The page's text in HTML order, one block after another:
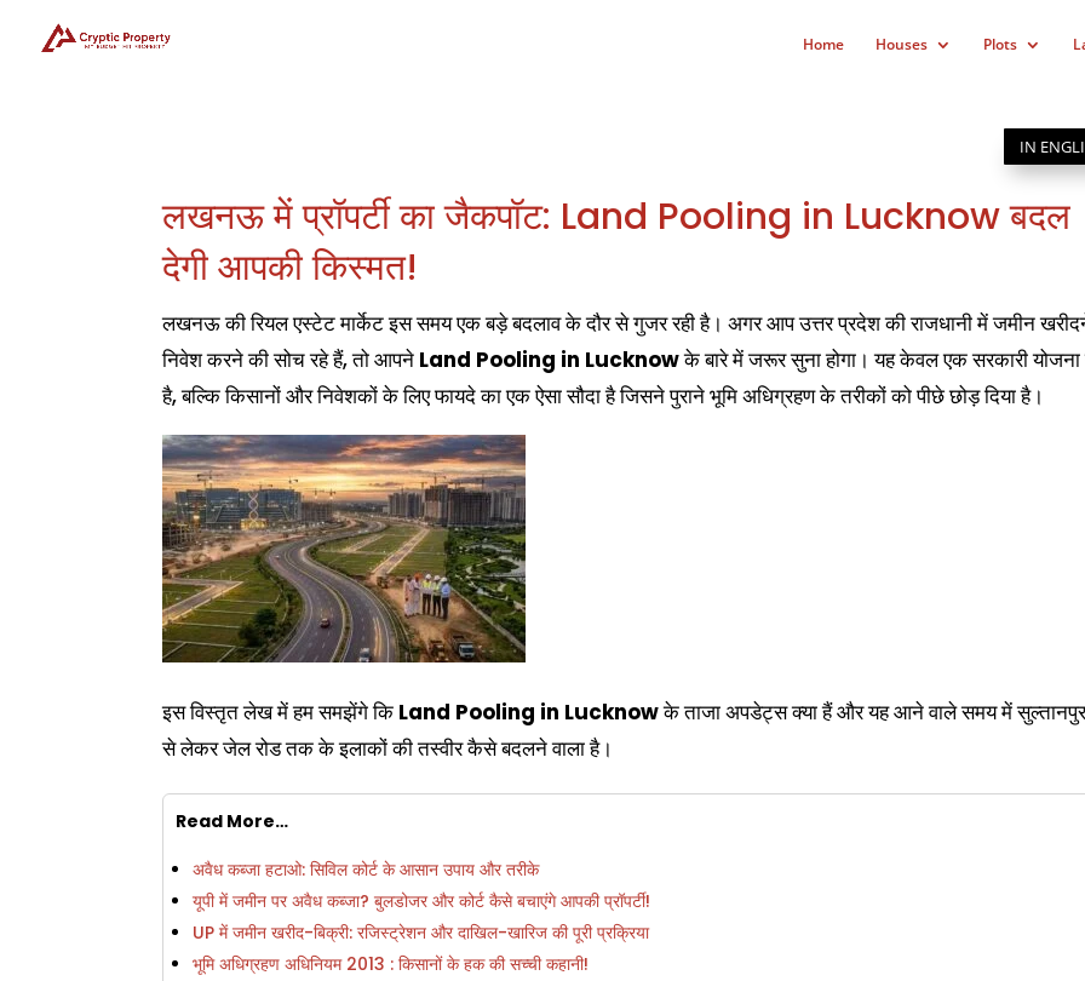
Home Houses Plots
IN
लखनऊ में प्रॉपर्टी का जैकपॉट: Land Pooling in Lucknow बदल
देगी आपकी किस्मत!
लखनऊ की रियल एस्टेट मार्केट इस समय एक बड़े बदलाव के दौर से गुजर रही है। अगर आप उत्तर प्रदेश की राजधानी में जमीन
निवेश करने की सोच रहे हैं, तो आपने Land Pooling in Lucknowके बारे में जरूर सुना होगा। यह केवल एक सरकारी योजना
है, बल्कि किसानों और निवेशकों के लिए फायदे का एक ऐसा सौदा है जिसने पुराने भूमि अधिग्रहण के तरीकों को पीछे छोड़ दिया है।
इस विस्तृत लेख में हम समझेंगे कि Land Pooling in Lucknowके ताजा अपडेट्स क्या हैं और यह आने वाले समय में
से लेकर जेल रोड तक के इलाकों की तस्वीर कैसे बदलने वाला है।
Read More…
अवैध कब्जा हटाओ: सिविल कोर्ट के आसान उपाय और तरीके
यूपी में जमीन पर अवैध कब्जा? बुलडोजर और कोर्ट कैसे बचाएंगे आपकी प्रॉपर्टी!
UP में जमीन खरीद-बिक्री: रजिस्ट्रेशन और दाखिल-खारिज की पूरी प्रक्रिया
भूमि अधिग्रहण अधिनियम 2013 : किसानों के हक की सच्ची कहानी!